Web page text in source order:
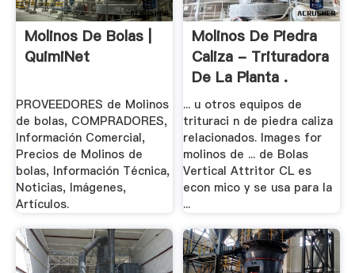
Molinos De Bolas |
QuimiNet
PROVEEDORES de Molinos
de bolas, COMPRADORES,
Información Comercial,
Precios de Molinos de
bolas, Información Técnica,
Noticias, Imágenes,
Artículos.
Molinos De Piedra
Caliza - Trituradora
De La Planta .
... u otros equipos de
trituraci n de piedra caliza
relacionados. Images for
molinos de ... de Bolas
Vertical Attritor CL es
econ mico y se usa para la
...